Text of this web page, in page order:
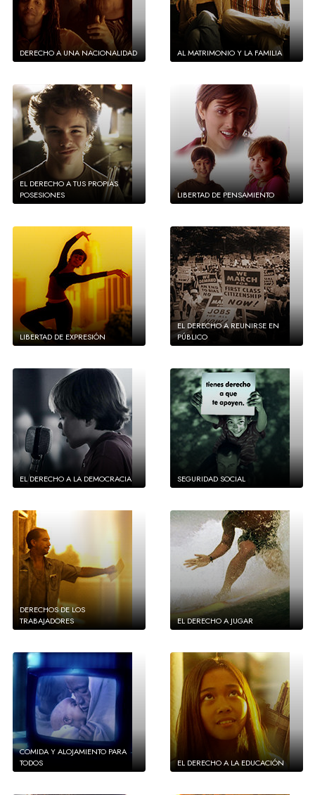
DERECHO A UNA NACIONALIDAD AL MATRIMONIO Y LA FAMILIA
EL DERECHO A TUS PROPIAS
POSESIONES
LIBERTAD DE PENSAMIENTO
LIBERTAD DE EXPRESIÓN
EL DERECHO A REUNIRSE EN
PÚBLICO
EL DERECHO A LA DEMOCRACIA SEGURIDAD SOCIAL
DERECHOS DE LOS
TRABAJADORES
EL DERECHO A JUGAR
COMIDA Y ALOJAMIENTO PARA
TODOS
EL DERECHO A LA EDUCACIÓN